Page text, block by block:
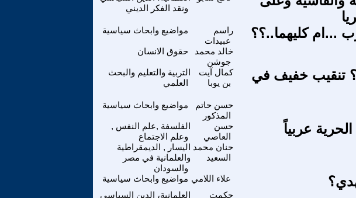
ونقد الفكر الديني
مواضيع وابحاث سياسية
راسم
عبيدات
...ام كليهما..؟؟
حقوق الانسان
خالد محمد
جوشن
التربية والتعليم والبحث
العلمي
كمال آيت
بن يوبا
؟؟ تنقيب خفيف في
مواضيع وابحاث سياسية
حسن حاتم
المذكور
الفلسفة ,علم النفس ,
وعلم الاجتماع
حسن
العاصي
عربياً
اليسار , الديمقراطية
والعلمانية في مصر
والسودان
حنان محمد
السعيد
مواضيع وابحاث سياسية علاء اللامي
العلمانية، الدين السياسي
حكمت